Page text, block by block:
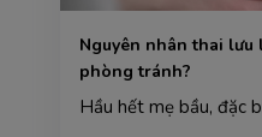
Nguyên nhân thai lưu
phòng tránh?